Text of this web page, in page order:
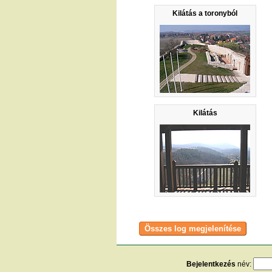
Kilátás a toronyból
Kilátás
Bejelentkezés név: